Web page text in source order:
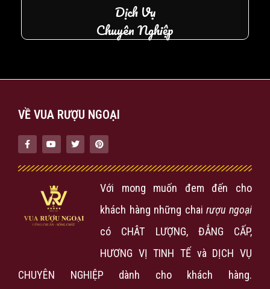
Dịch Vụ
Chuyên Nghiệp
VỀ VUA RƯỢU NGOẠI
Với mong muốn đem đến cho
khách hàng những chairượu ngoại
có CHÂT LƯỢNG, ĐẲNG CẤP,
HƯƠNG VỊ TINH TẾ và DỊCH VỤ
CHUYÊN NGHIỆP dành cho khách hàng.